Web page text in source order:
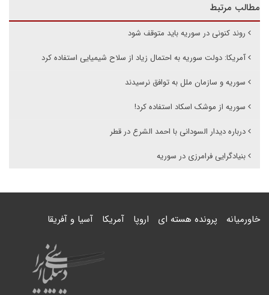
مطالب مرتبط
روند کنونی در سوریه باید متوقف شود
آمریکا: دولت سوریه به احتمال زیاد از سلاح شیمیایی استفاده کرد
سوریه و سازمان ملل به توافق نرسیدند
سوریه از موشک اسکاد استفاده کرد!
درباره دیدار السودانی با احمد الشرع در قطر
بنیادگرایی فرامرزی در سوریه
خاورمیانه پرونده هسته ای اروپا آمریکا آسیا و آفریقا